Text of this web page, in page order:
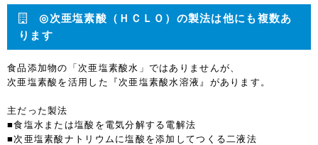
◎次亜塩素酸（ＨＣＬＯ）の製法は他にも複数あ
ります
食品添加物の「次亜塩素酸水」ではありませんが、
次亜塩素酸を活用した『次亜塩素酸水溶液』があります。
主だった製法
■食塩水または塩酸を電気分解する電解法
■次亜塩素酸ナトリウムに塩酸を添加してつくる二液法